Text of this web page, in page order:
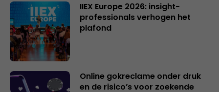
IIEX Europe 2026: insight-
professionals verhogen het
plafond
Online gokreclame onder druk
en de risico’s voor zoekende